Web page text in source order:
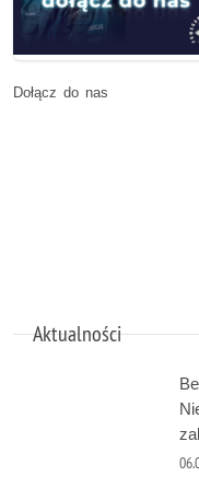
Dołącz do nas
Aktualności